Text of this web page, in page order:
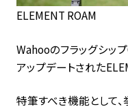
ELEMENT ROAM
Wahooのフラッグシッ
アップデートされた
特筆すべき機能として